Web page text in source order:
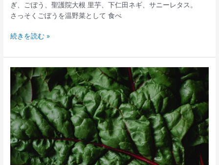
ぎ、ごぼう、聖護院大根 里芋、下仁田ネギ、サニーレタス。
さっそくごぼうを温野菜として 食べ
続きを読む »
野
を
噛
む
7
－
ホ
ウ